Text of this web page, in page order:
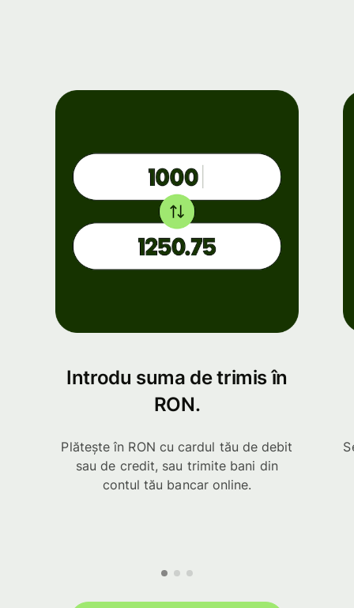
Introdu suma de trimis în
RON.
Plătește în RON cu cardul tău de debit
sau de credit, sau trimite bani din
contul tău bancar online.